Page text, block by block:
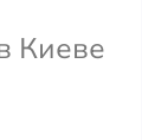
Киеве